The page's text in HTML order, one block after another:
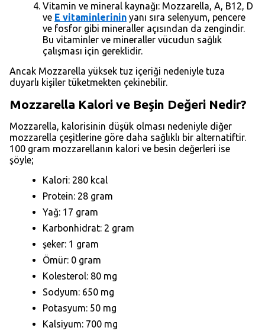
Vitamin ve mineral kaynağı: Mozzarella, A, B12, D
ve E vitaminlerinin yanı sıra selenyum, pencere
ve fosfor gibi mineraller açısından da zengindir.
Bu vitaminler ve mineraller vücudun sağlık
çalışması için gereklidir.
Ancak Mozzarella yüksek tuz içeriği nedeniyle tuza
duyarlı kişiler tüketmekten çekinebilir.
Mozzarella Kalori ve Beşin Değeri Nedir?
Mozzarella, kalorisinin düşük olması nedeniyle diğer
mozzarella çeşitlerine göre daha sağlıklı bir alternatiftir.
100 gram mozzarellanın kalori ve besin değerleri ise
şöyle;
Kalori: 280 kcal
Protein: 28 gram
Yağ: 17 gram
Karbonhidrat: 2 gram
şeker: 1 gram
Ömür: 0 gram
Kolesterol: 80 mg
Sodyum: 650 mg
Potasyum: 50 mg
Kalsiyum: 700 mg